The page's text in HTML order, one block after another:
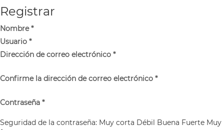
Registrar
Nombre*
Usuario *
Dirección de correo electrónico *
Confirme la dirección de correo electrónico *
Contraseña *
Seguridad de la contraseña: Muy corta Débil Buena Fuerte Muy